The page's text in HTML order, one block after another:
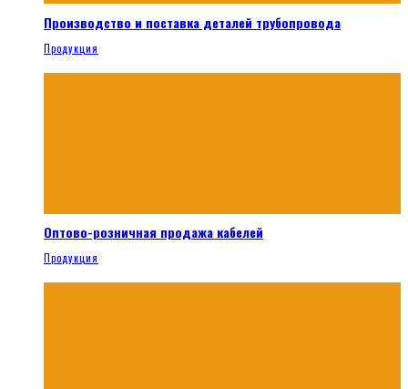
Производство и поставка деталей трубопровода
Продукция
Оптово-розничная продажа кабелей
Продукция